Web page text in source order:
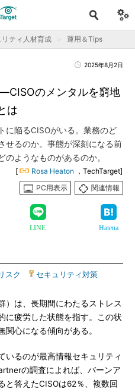
リティ人材育成 運用＆Tips
2025年8月2日
のメンタルを窮地
は
に陥るCISOがいる。業務のど
せるのか。事態が深刻になる前
ようなものがあるのか。
[ Rosa Heaton ，TechTarget]
PC用表示
関連情報
LINE Hatena
スク セキュリティ対策
は、長期間にわたるストレス
に疲労した状態を指す。この状
心になる傾向がある。
るのが最高情報セキュリティ
の調査によれば、バーンア
と答えたCISOは62％、複数回